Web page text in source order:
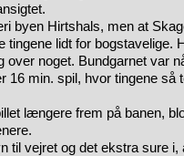
byen Hirtshals, men at
lidt for bogstavelige.
over noget. Bundgarnet var
16 min. spil, hvor tingene så
længere frem på banen,
til vejret og det ekstra sure